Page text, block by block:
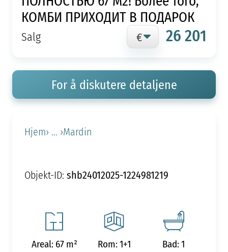
КОМБИ ПРИХОДИТ В ПОДАРОК
Salg 26 201
For å diskutere detaljene
Hjem› ... ›Mardin
Objekt-ID: shb24012025-1224981219
Areal: 67 m² Rom: 1+1 Bad: 1